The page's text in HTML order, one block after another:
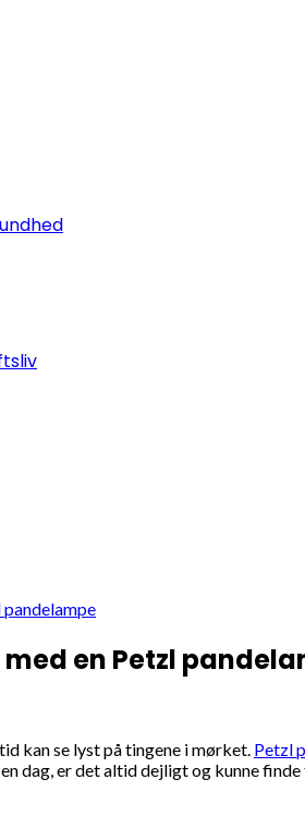
pandelampe
en Petzl
kan se lyst på tingene i mørket. Petzl
dag, er det altid dejligt og kunne